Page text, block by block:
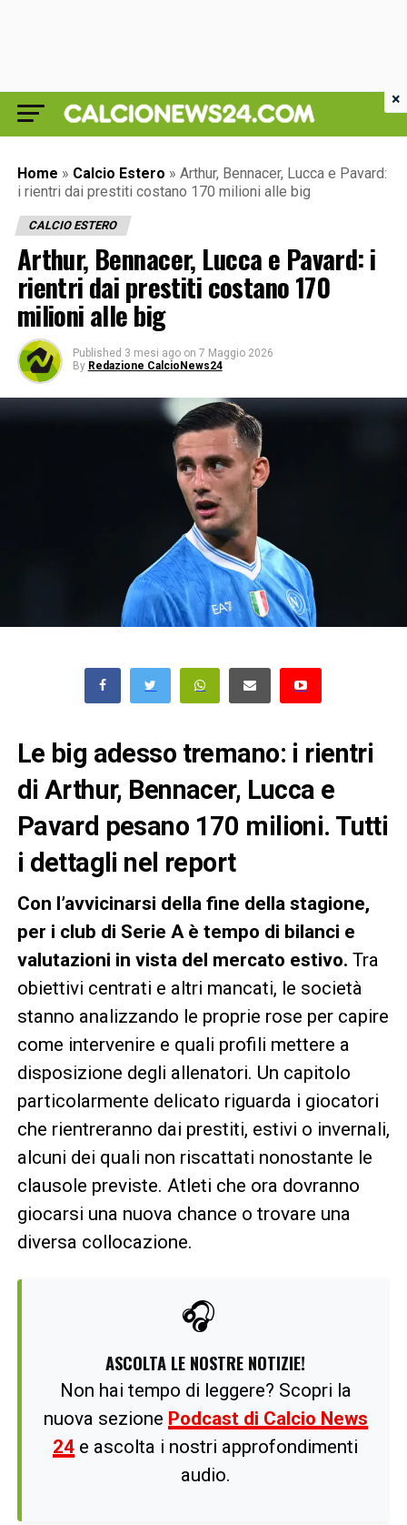
Home » Calcio Estero » Arthur, Bennacer, Lucca e Pavard:
i rientri dai prestiti costano 170 milioni alle big
CALCIO ESTERO
Arthur, Bennacer, Lucca e Pavard: i
rientri dai prestiti costano 170
milioni alle big
Published 3 mesi ago on 7 Maggio 2026
By Redazione CalcioNews24
Le big adesso tremano: i rientri
di Arthur, Bennacer, Lucca e
Pavard pesano 170 milioni. Tutti
i dettagli nel report
Con l’avvicinarsi della fine della stagione,
per i club di Serie A è tempo di bilanci e
valutazioni in vista del mercato estivo. Tra
obiettivi centrati e altri mancati, le società
stanno analizzando le proprie rose per capire
come intervenire e quali profili mettere a
disposizione degli allenatori. Un capitolo
particolarmente delicato riguarda i giocatori
che rientreranno dai prestiti, estivi o invernali,
alcuni dei quali non riscattati nonostante le
clausole previste. Atleti che ora dovranno
giocarsi una nuova chance o trovare una
diversa collocazione.
🎧
ASCOLTA LE NOSTRE NOTIZIE!
Non hai tempo di leggere? Scopri la
nuova sezione Podcast di Calcio News
24 e ascolta i nostri approfondimenti
audio.
×